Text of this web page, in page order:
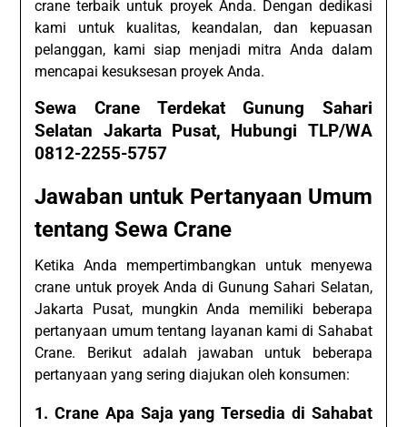
crane terbaik untuk proyek Anda. Dengan dedikasi
kami untuk kualitas, keandalan, dan kepuasan
pelanggan, kami siap menjadi mitra Anda dalam
mencapai kesuksesan proyek Anda.
Sewa Crane Terdekat Gunung Sahari
Selatan Jakarta Pusat, Hubungi TLP/WA
0812-2255-5757
Jawaban untuk Pertanyaan Umum
tentang Sewa Crane
Ketika Anda mempertimbangkan untuk menyewa
crane untuk proyek Anda di Gunung Sahari Selatan,
Jakarta Pusat, mungkin Anda memiliki beberapa
pertanyaan umum tentang layanan kami di Sahabat
Crane. Berikut adalah jawaban untuk beberapa
pertanyaan yang sering diajukan oleh konsumen:
1. Crane Apa Saja yang Tersedia di Sahabat